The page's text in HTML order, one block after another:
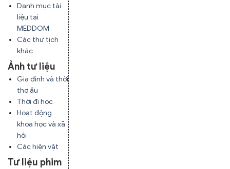
Danh mục tài
liệu tại
MEDDOM
Các thư tịch
khác
Ảnh tư liệu
Gia đình và thời
thơ ấu
Thời đi học
Hoạt động
khoa học và xã
hội
Các hiện vật
Tư liệu phim